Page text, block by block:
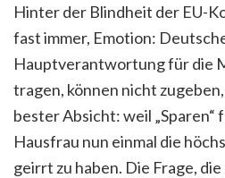
Hinter der Blindheit der EU-
fast immer, Emotion:
Hauptverantwortung für die
tragen, können nicht
bester Absicht: weil „Sparen“
Hausfrau nun einmal die
geirrt zu haben. Die Frage,